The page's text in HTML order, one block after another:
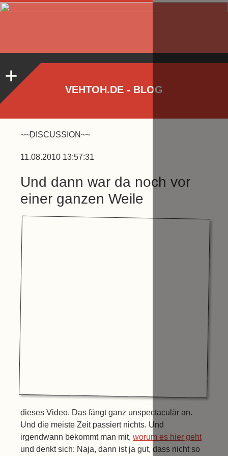
VEHTOH.DE - BLOG
~~DISCUSSION~~
11.08.2010 13:57:31
Und dann war da noch vor
einer ganzen Weile
dieses Video. Das fängt ganz unspectaculär an.
Und die meiste Zeit passiert nichts. Und
irgendwann bekommt man mit, worum es hier geht
und denkt sich: Naja, dann ist ja gut, dass nicht so